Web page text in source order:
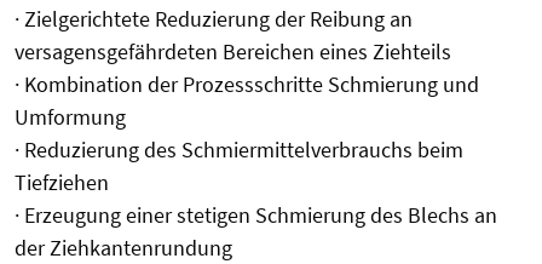
· Zielgerichtete Reduzierung der Reibung an
versagensgefährdeten Bereichen eines Ziehteils
· Kombination der Prozessschritte Schmierung und
Umformung
· Reduzierung des Schmiermittelverbrauchs beim
Tiefziehen
· Erzeugung einer stetigen Schmierung des Blechs an
der Ziehkantenrundung